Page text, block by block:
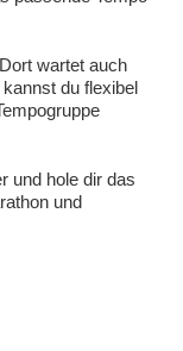
wartet auch
du flexibel
und hole dir das
und